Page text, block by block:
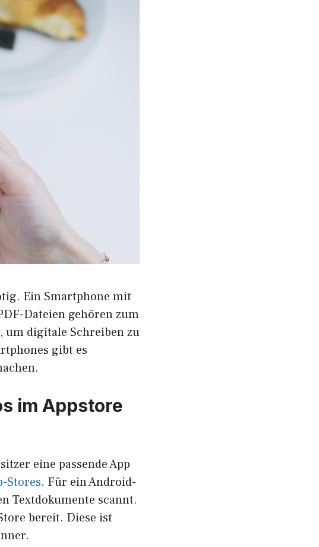
Ein Smartphone mit
Dateien gehören zum
um digitale Schreiben zu
gibt es
im Appstore
eine passende App
Stores. Für ein Android-
Textdokumente scannt.
bereit. Diese ist